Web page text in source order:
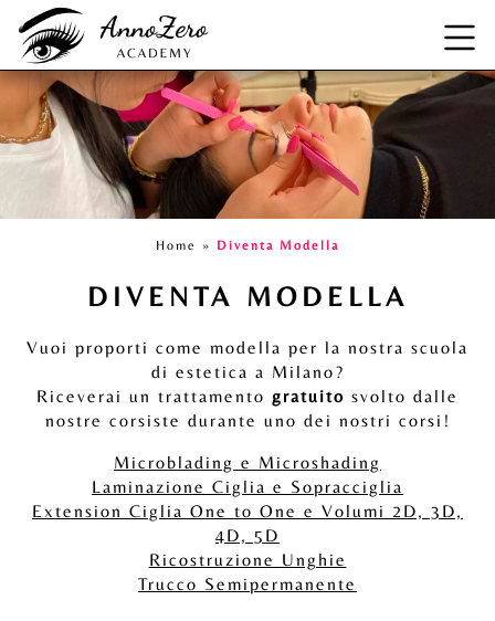
Home » Diventa Modella
DIVENTA MODELLA
Vuoi proporti come modella per la nostra scuola
di estetica a Milano?
Riceverai un trattamento gratuito svolto dalle
nostre corsiste durante uno dei nostri corsi!
Microblading e Microshading
Laminazione Ciglia e Sopracciglia
Extension Ciglia One to One e Volumi 2D, 3D,
4D, 5D
Ricostruzione Unghie
Trucco Semipermanente